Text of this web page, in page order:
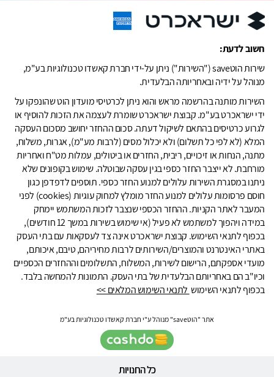
חשוב לדעת:
שירות הוטsave ("השירות") ניתן על-ידי חברת קאשדו טכנולוגיות בע"מ,
מנוהל על ידיה ובאחריותה הבלעדית.
השירות מותנה בהרשמה מראש והוא ניתן לכרטיסי מועדון הוט שהונפקו על
ידי ישראכרט בע"מ. קבוצת ישראכרט שומרת לעצמה את הזכות להוסיף או
לגרוע כרטיסים בהתאם לשיקול דעתה. סכום ההחזר יחושב מסכום העסקה
המלא (לא לפי כל תשלום) ולא יכלול מסים (לרבות מע"מ), אגרות, משלוח,
מתנה, הנחות או זיכויים, ריבית, החזרים או ביטולים, עמלות מט"ח ואחריות
מורחבת. לא ייצבר החזר כספי בגין עסקה שבוטלה. שימוש בקופונים שלא
ניתנו במסגרת השירות עלולים למנוע החזר כספי. תוספים לדפדפן כגון
חוסם פרסומות עלולים למנוע החזר מומלץ למחוק עוגיות (cookies) לפני
המעבר לאתר הקניות. ההחזר הכספי שנצבר לזכות המשתמש יימחק
במידה ויהפוך למשתמש לא פעיל (אי שימוש בשירות במשך 12 חודשים),
בכפוף לתנאי השימוש. קבוצת ישראכרט אינה צד לעסקאות עם בתי העסק
באתרי האינטרנט והמוצרים/השירותים לרבות מחיריהם, טיבם, איכותם,
מועדי אספקתם, הרישום לשירות, המשלוח, התשלומים וההחזרים הכספיים
וכיו"ב הם באחריותם הבלעדית של בתי העסק. התמונות להמחשה בלבד.
בכפוף לתנאי השימוש לתנאי השימוש המלאים >>
אתר "הוטsave" מנוהל ע"י חברת קאשדו טכנולוגיות בע"מ
כל החנויות